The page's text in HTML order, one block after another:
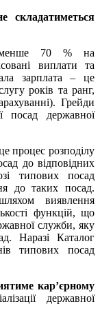
складатиметься
70 % на
виплати та
зарплата – це
років та ранг,
Грейди
посад державної
процес розподілу
до відповідних
типових посад
до таких посад.
виявлення
функцій, що
служби, яку
Наразі Каталог
типових посад
кар’єрному
державної